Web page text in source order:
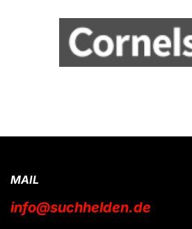
MAIL
info@suchhelden.de